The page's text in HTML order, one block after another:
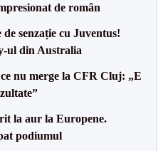
de român
senzație cu Juventus!
ul din Australia
nu merge la CFR Cluj: „E
la aur la Europene.
podiumul